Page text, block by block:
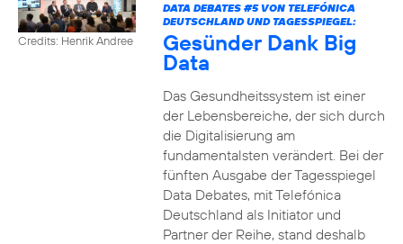
Credits: Henrik Andree
DATA DEBATES #5VON TELEFÓNICA
DEUTSCHLAND UND TAGESSPIEGEL:
Gesünder Dank Big
Data
Das Gesundheitssystem ist einer
der Lebensbereiche, der sich durch
die Digitalisierung am
fundamentalsten verändert. Bei der
fünften Ausgabe der Tagesspiegel
Data Debates, mit Telefónica
Deutschland als Initiator und
Partner der Reihe, stand deshalb